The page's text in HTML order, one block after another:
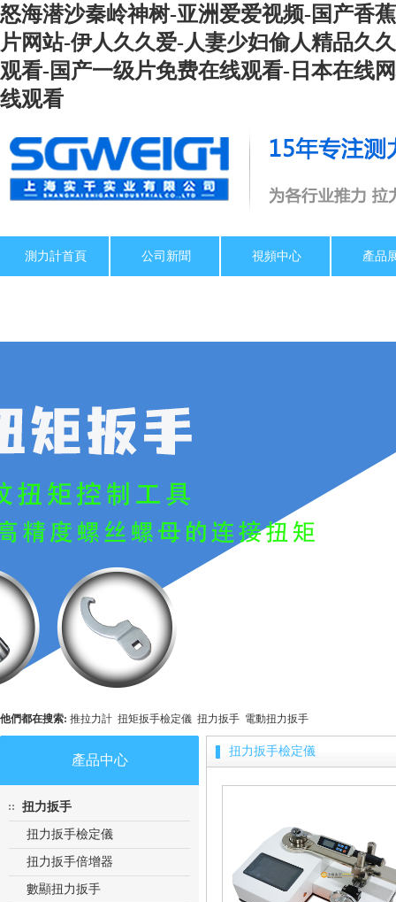
怒海潜沙秦岭神树-亚洲爱爱视频-国产香
片网站-伊人久久爱-人妻少妇偷人精品久
观看-国产一级片免费在线观看-日本在线
线观看
測力計首頁 公司新聞 視頻中心 產品
他們都在搜索: 推拉力計 扭矩扳手檢定儀 扭力扳手 電動扭力扳手
產品中心
扭力扳手
扭力扳手檢定儀
扭力扳手倍增器
數顯扭力扳手
扭力扳手檢定儀